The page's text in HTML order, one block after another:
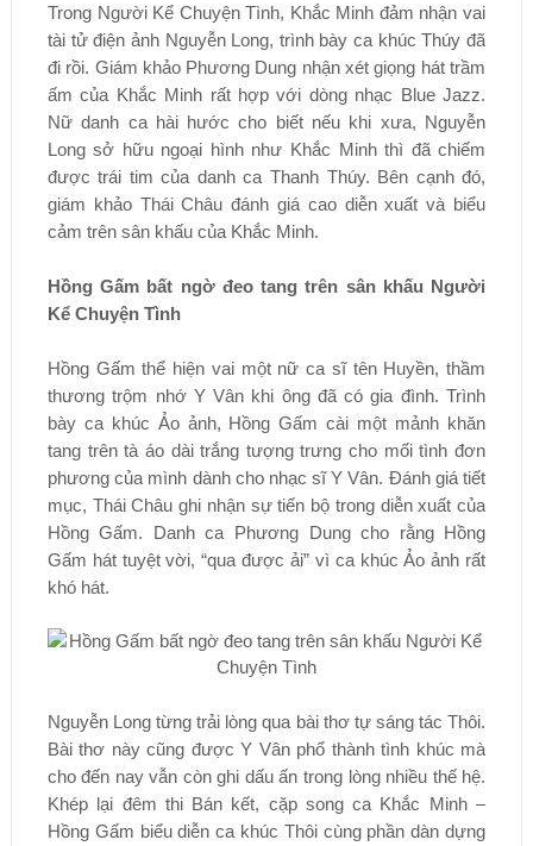
Trong Người Kể Chuyện Tình, Khắc Minh đảm nhận vai
tài tử điện ảnh Nguyễn Long, trình bày ca khúc Thúy đã
đi rồi. Giám khảo Phương Dung nhận xét giọng hát trầm
ấm của Khắc Minh rất hợp với dòng nhạc Blue Jazz.
Nữ danh ca hài hước cho biết nếu khi xưa, Nguyễn
Long sở hữu ngoại hình như Khắc Minh thì đã chiếm
được trái tim của danh ca Thanh Thúy. Bên cạnh đó,
giám khảo Thái Châu đánh giá cao diễn xuất và biểu
cảm trên sân khấu của Khắc Minh.
Hồng Gấm bất ngờ đeo tang trên sân khấu Người
Kể Chuyện Tình
Hồng Gấm thể hiện vai một nữ ca sĩ tên Huyền, thầm
thương trộm nhớ Y Vân khi ông đã có gia đình. Trình
bày ca khúc Ảo ảnh, Hồng Gấm cài một mảnh khăn
tang trên tà áo dài trắng tượng trưng cho mối tình đơn
phương của mình dành cho nhạc sĩ Y Vân. Đánh giá tiết
mục, Thái Châu ghi nhận sự tiến bộ trong diễn xuất của
Hồng Gấm. Danh ca Phương Dung cho rằng Hồng
Gấm hát tuyệt vời, “qua được ải” vì ca khúc Ảo ảnh rất
khó hát.
Nguyễn Long từng trải lòng qua bài thơ tự sáng tác Thôi.
Bài thơ này cũng được Y Vân phổ thành tình khúc mà
cho đến nay vẫn còn ghi dấu ấn trong lòng nhiều thế hệ.
Khép lại đêm thi Bán kết, cặp song ca Khắc Minh –
Hồng Gấm biểu diễn ca khúc Thôi cùng phần dàn dựng